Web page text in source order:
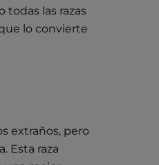
todas las razas
lo convierte
extraños, pero
Esta raza